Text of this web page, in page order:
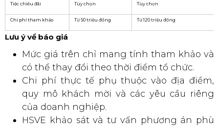
Tiệc chiêu đãi Tùy chọn Tùy chọn
Chi phí tham khảo Từ 50 triệu đồng Từ 120 triệu đồng
Lưu ý về báo giá
Mức giá trên chỉ mang tính tham khảo và
có thể thay đổi theo thời điểm tổ chức.
Chi phí thực tế phụ thuộc vào địa điểm,
quy mô khách mời và các yêu cầu riêng
của doanh nghiệp.
HSVE khảo sát và tư vấn phương án phù